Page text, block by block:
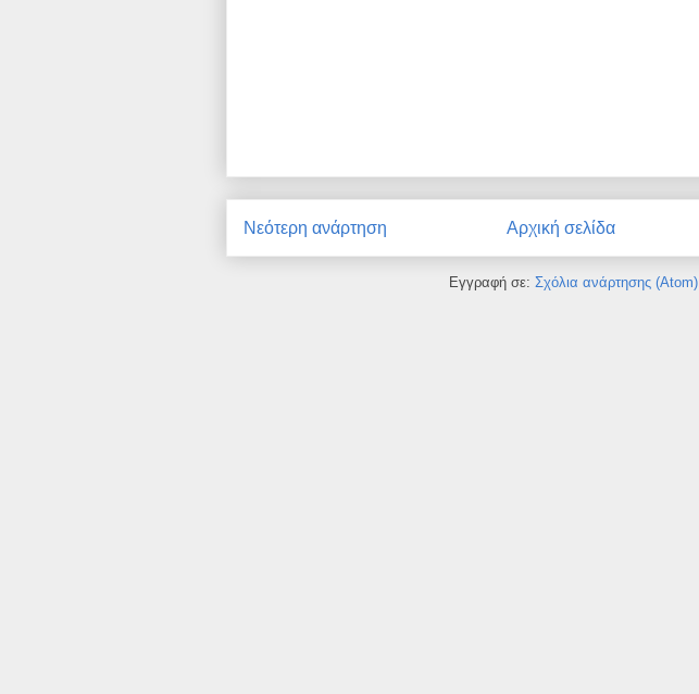
Νεότερη ανάρτηση Αρχική σελίδα
Εγγραφή σε: Σχόλια ανάρτησης (Atom)